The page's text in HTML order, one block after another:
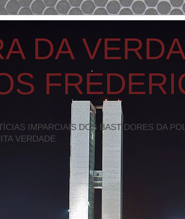
DA
IMPARCIAIS DOS BASTIDORES DA
VERDADE